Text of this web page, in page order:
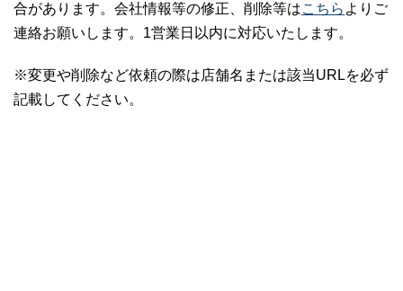
合があります。会社情報等の修正、削除等はこちら よりご
連絡お願いします。1営業日以内に対応いたします。
※変更や削除など依頼の際は店舗名または該当URLを必ず
記載してください。